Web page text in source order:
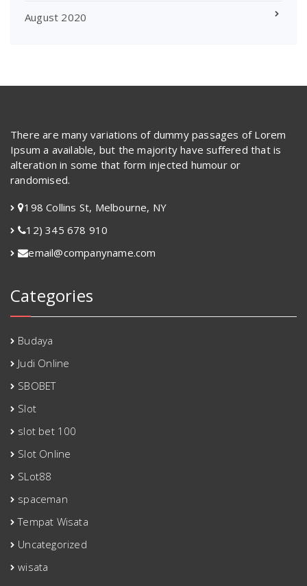
August 2020
There are many variations of dummy passages of Lorem
Ipsum a available, but the majority have suffered that is
alteration in some that form injected humour or
randomised.
198 Collins St, Melbourne, NY
12) 345 678 910
email@companyname.com
Categories
Budaya
Judi Online
SBOBET
Slot
slot bet 100
Slot Online
SLot88
spaceman
Tempat Wisata
Uncategorized
wisata